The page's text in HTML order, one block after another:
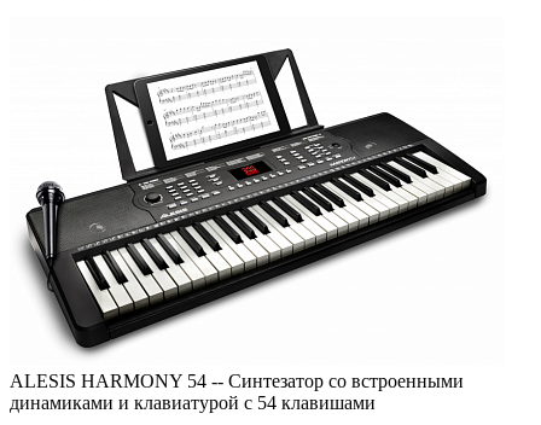
ALESIS HARMONY 54 -- Синтезатор со встроенными
динамиками и клавиатурой с 54 клавишами